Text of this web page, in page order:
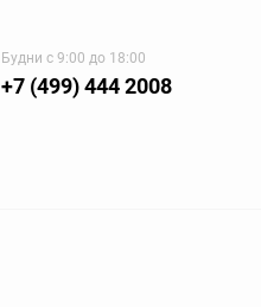
Будни с 9:00 до 18:00
+7 (499) 444 2008